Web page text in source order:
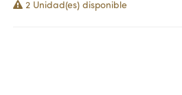
2 Unidad(es) disponible